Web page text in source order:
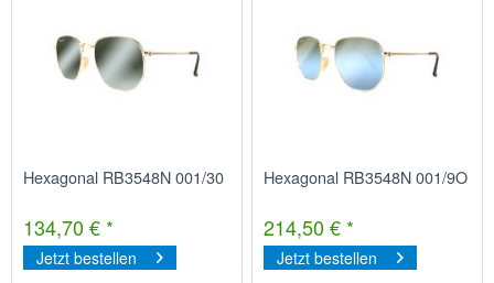
Hexagonal RB3548N 001/30
134,70 € *
Jetzt bestellen
Hexagonal RB3548N 001/9O
214,50 € *
Jetzt bestellen